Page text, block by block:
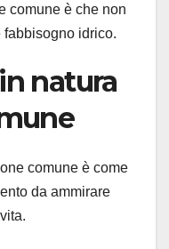
comune è che non
idrico.
natura
comune è come
da ammirare